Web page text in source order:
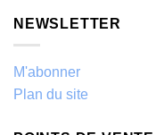
NEWSLETTER
M'abonner
Plan du site